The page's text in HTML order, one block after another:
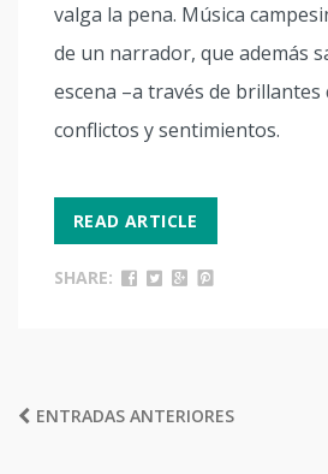
valga la pena. Música
de un narrador, que además
escena –a través de brillantes
conflictos y sentimientos.
READ ARTICLE
SHARE:
NAVEGACIÓN
ENTRADAS ANTERIORES